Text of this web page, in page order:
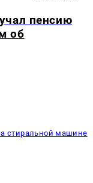
пенсию
об
стиральной машине